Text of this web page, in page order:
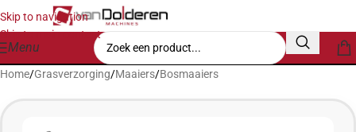
Skip to navigation
Skip to main content
Menu
Home/Grasverzorging/Maaiers/Bosmaaiers